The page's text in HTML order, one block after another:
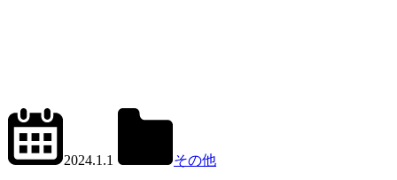
2024.1.1 その他